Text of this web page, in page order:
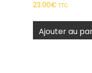
23.00€ TTC
Ajouter au